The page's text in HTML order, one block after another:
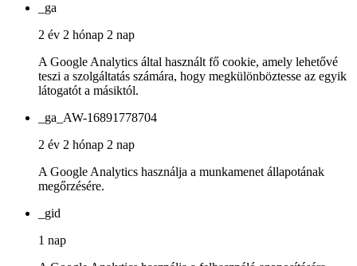
_ga
2 év 2 hónap 2 nap
A Google Analytics által használt fő cookie, amely lehetővé
teszi a szolgáltatás számára, hogy megkülönböztesse az egyik
látogatót a másiktól.
_ga_AW-16891778704
2 év 2 hónap 2 nap
A Google Analytics használja a munkamenet állapotának
megőrzésére.
_gid
1 nap